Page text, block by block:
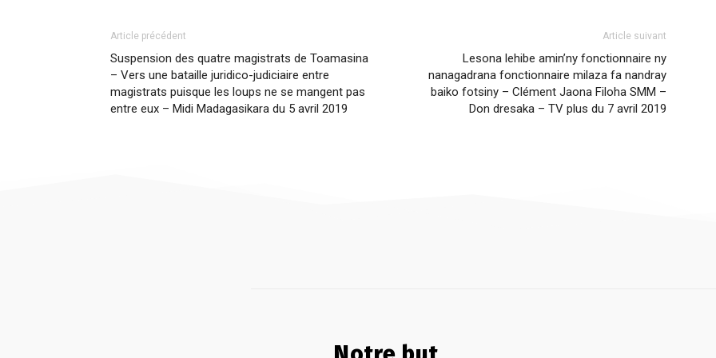
Article précédent
Suspension des quatre magistrats de Toamasina
– Vers une bataille juridico-judiciaire entre
magistrats puisque les loups ne se mangent pas
entre eux – Midi Madagasikara du 5 avril 2019
Article suivant
Lesona lehibe amin’ny fonctionnaire ny
nanagadrana fonctionnaire milaza fa nandray
baiko fotsiny – Clément Jaona Filoha SMM –
Don dresaka – TV plus du 7 avril 2019